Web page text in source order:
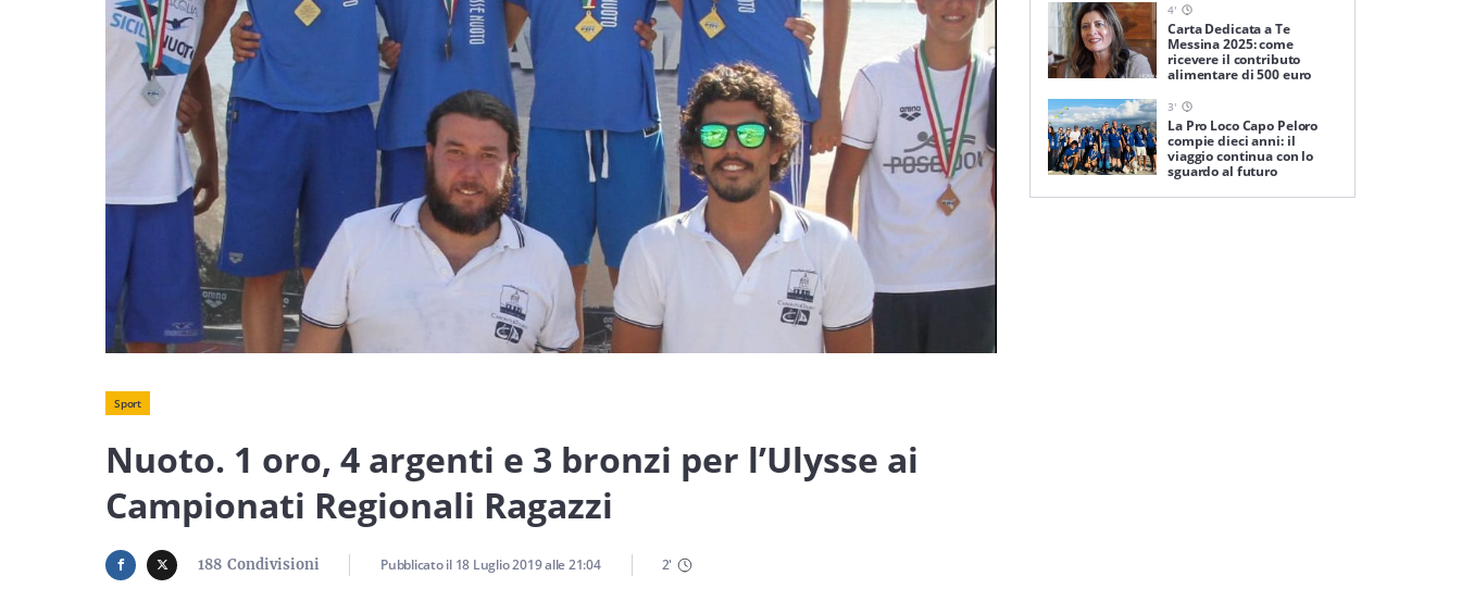
Sport
Nuoto. 1 oro, 4 argenti e 3 bronzi per l’Ulysse ai
Campionati Regionali Ragazzi
188 Condivisioni Pubblicato il 18 Luglio 2019alle21:04 2'
4'
Carta Dedicata a Te
Messina 2025: come
ricevere il contributo
alimentare di 500 euro
3'
La Pro Loco Capo Peloro
compie dieci anni: il
viaggio continua con lo
sguardo al futuro